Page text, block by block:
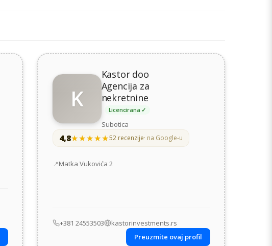
K
Kastor doo
Agencija za
nekretnine
Licencirana ✓
Subotica
4,8★★★★★
★★★★★52 recenzije· na Google-u
Adresa
Matka Vukovića 2
+381 24553503
kastorinvestments.rs
Preuzmite ovaj profil